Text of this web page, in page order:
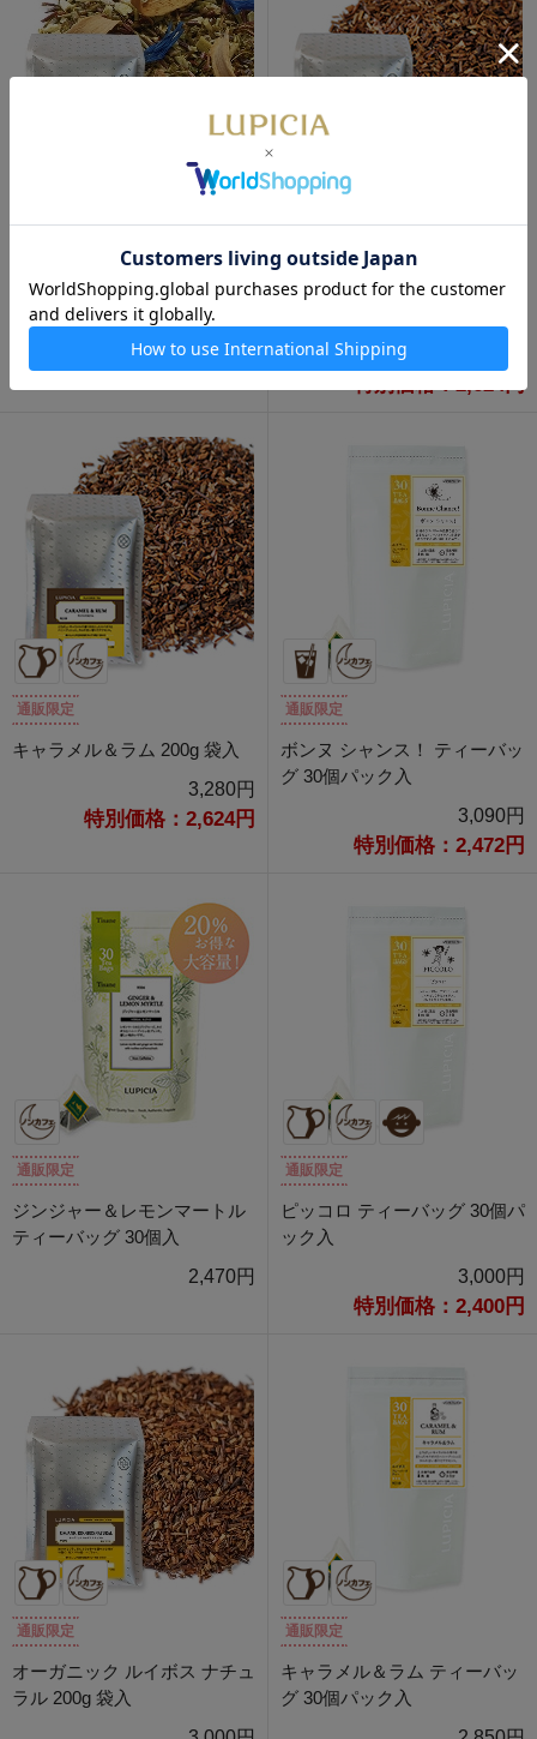
ルイボス ポワール 200g 袋入
3,360円
特別価格：2,688円
通販限定
ルイボス アールグレイ 200g
特別価格：2,624円
通販限定
キャラメル＆ラム 200g 袋入
3,280円
特別価格：2,624円
通販限定
ボンヌ シャンス！ ティーバッ
グ 30個パック入
3,090円
特別価格：2,472円
通販限定
ジンジャー＆レモンマートル
ティーバッグ 30個入
2,470円
通販限定
ピッコロ ティーバッグ 30個パ
ック入
3,000円
特別価格：2,400円
通販限定
オーガニック ルイボス ナチュ
ラル 200g 袋入
通販限定
キャラメル＆ラム ティーバッ
グ 30個パック入